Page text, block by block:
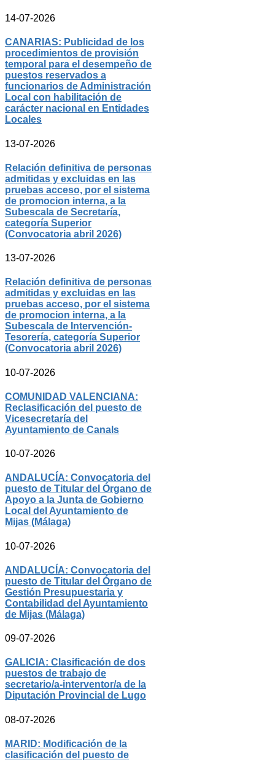
14-07-2026
CANARIAS: Publicidad de los
procedimientos de provisión
temporal para el desempeño de
puestos reservados a
funcionarios de Administración
Local con habilitación de
carácter nacional en Entidades
Locales
13-07-2026
Relación definitiva de personas
admitidas y excluidas en las
pruebas acceso, por el sistema
de promocion interna, a la
Subescala de Secretaría,
categoría Superior
(Convocatoria abril 2026)
13-07-2026
Relación definitiva de personas
admitidas y excluidas en las
pruebas acceso, por el sistema
de promocion interna, a la
Subescala de Intervención-
Tesorería, categoría Superior
(Convocatoria abril 2026)
10-07-2026
COMUNIDAD VALENCIANA:
Reclasificación del puesto de
Vicesecretaría del
Ayuntamiento de Canals
10-07-2026
ANDALUCÍA: Convocatoria del
puesto de Titular del Órgano de
Apoyo a la Junta de Gobierno
Local del Ayuntamiento de
Mijas (Málaga)
10-07-2026
ANDALUCÍA: Convocatoria del
puesto de Titular del Órgano de
Gestión Presupuestaria y
Contabilidad del Ayuntamiento
de Mijas (Málaga)
09-07-2026
GALICIA: Clasificación de dos
puestos de trabajo de
secretario/a-interventor/a de la
Diputación Provincial de Lugo
08-07-2026
MARID: Modificación de la
clasificación del puesto de